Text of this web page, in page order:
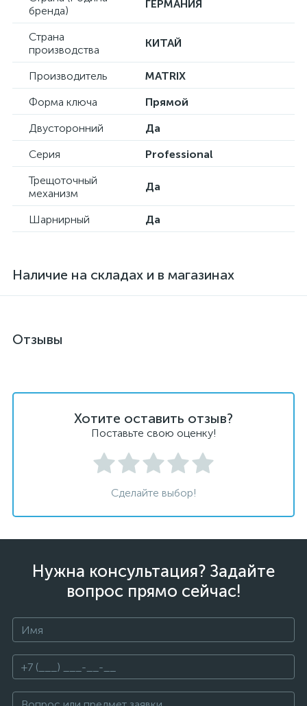
бренда)
ГЕРМАНИЯ
Страна
производства
КИТАЙ
Производитель
MATRIX
Форма ключа
Прямой
Двусторонний
Да
Серия
Professional
Трещоточный
механизм
Да
Шарнирный Да
Наличие на складах и в магазинах
Отзывы
Хотите оставить отзыв?
Поставьте свою оценку!
Сделайте выбор!
Нужна консультация? Задайте
вопрос прямо сейчас!